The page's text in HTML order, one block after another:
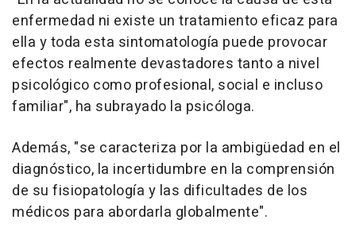
enfermedad ni existe un tratamiento eficaz para
ella y toda esta sintomatología puede provocar
efectos realmente devastadores tanto a nivel
psicológico como profesional, social e incluso
familiar", ha subrayado la psicóloga.
Además, "se caracteriza por la ambigüedad en el
diagnóstico, la incertidumbre en la comprensión
de su fisiopatología y las dificultades de los
médicos para abordarla globalmente".